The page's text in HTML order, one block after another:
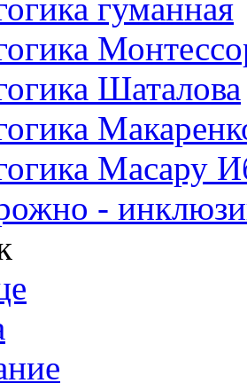
гуманная
Шаталова
Масару
-